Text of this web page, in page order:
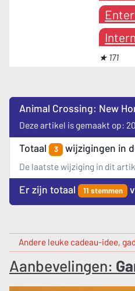
★ 171
Animal Crossing: New
Deze artikel is gemaakt op:
Totaal 3 wijzigingen in
De laatste wijziging in dit
Er zijn totaal 11 stemmen
Andere leuke cadeau-idee,
Aanbevelingen: